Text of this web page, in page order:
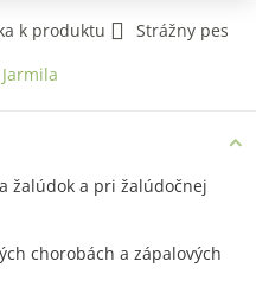
k produktu
Strážny pes
žalúdok a pri žalúdočnej
chorobách a zápalových